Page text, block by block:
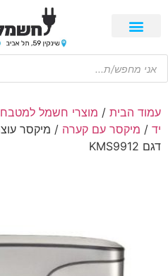
עמוד הבית / מוצרי חשמל למטבח
יד / מיקסר עם קערה
דגם KMS9912